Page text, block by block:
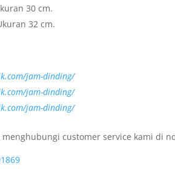
30 cm.
32 cm.
jam-dinding/
jam-dinding/
jam-dinding/
customer service kami di